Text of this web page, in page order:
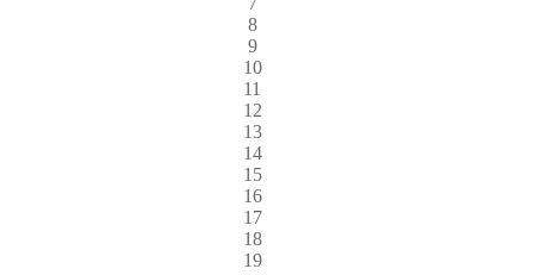
8
9
10
11
12
13
14
15
16
17
18
19